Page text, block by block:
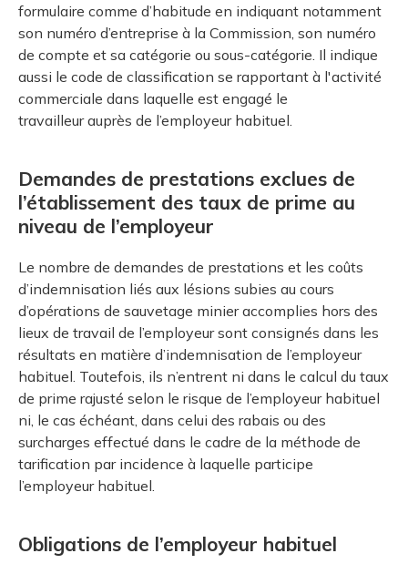
formulaire comme d’habitude en indiquant notamment
son numéro d’entreprise à la Commission, son numéro
de compte et sa catégorie ou sous-catégorie. Il indique
aussi le code de classification se rapportant à l'activité
commerciale dans laquelle est engagé le
travailleur auprès de l’employeur habituel.
Demandes de prestations exclues de
l’établissement des taux de prime au
niveau de l’employeur
Le nombre de demandes de prestations et les coûts
d’indemnisation liés aux lésions subies au cours
d’opérations de sauvetage minier accomplies hors des
lieux de travail de l’employeur sont consignés dans les
résultats en matière d’indemnisation de l’employeur
habituel. Toutefois, ils n’entrent ni dans le calcul du taux
de prime rajusté selon le risque de l’employeur habituel
ni, le cas échéant, dans celui des rabais ou des
surcharges effectué dans le cadre de la méthode de
tarification par incidence à laquelle participe
l’employeur habituel.
Obligations de l’employeur habituel